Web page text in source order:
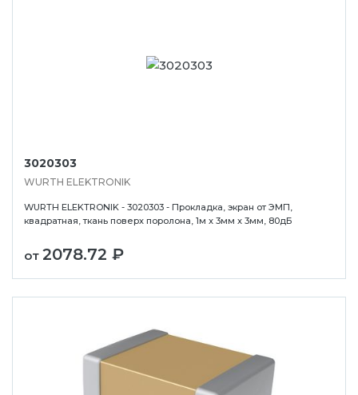
3020303
WURTH ELEKTRONIK
WURTH ELEKTRONIK - 3020303 - Прокладка, экран от ЭМП,
квадратная, ткань поверх поролона, 1м x 3мм x 3мм, 80дБ
от 2078.72 ₽